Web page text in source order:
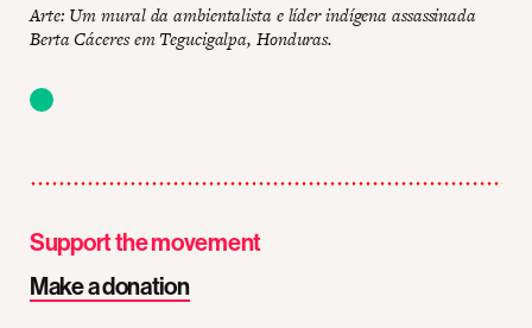
Arte: Um mural da ambientalista e líder indígena assassinada
Berta Cáceres em Tegucigalpa, Honduras.
Support the movement
Make a donation